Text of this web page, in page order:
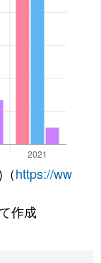
https://ww
作成